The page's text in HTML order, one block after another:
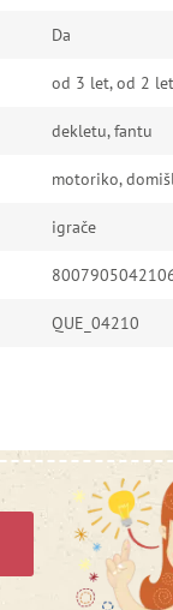
Da
od 3 let, od 2 let
dekletu, fantu
motoriko,
igrače
QUE_04210